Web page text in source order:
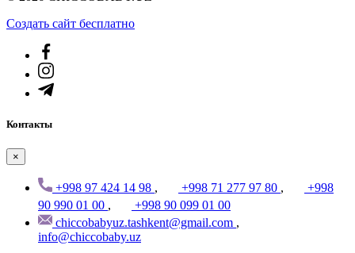
Создать cайт бесплатно
Контакты
×
+998 97 424 14 98 , +998 71 277 97 80 ,
+998
90 990 01 00 ,
+998 90 099 01 00
chiccobabyuz.tashkent@gmail.com ,
info@chiccobaby.uz